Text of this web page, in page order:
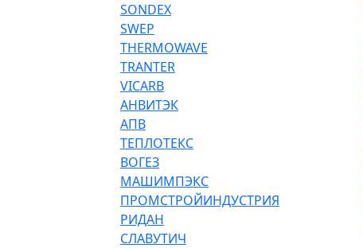
SONDEX
SWEP
THERMOWAVE
TRANTER
VICARB
АНВИТЭК
АПВ
ТЕПЛОТЕКС
ВОГЕЗ
МАШИМПЭКС
ПРОМСТРОЙИНДУСТРИЯ
РИДАН
СЛАВУТИЧ